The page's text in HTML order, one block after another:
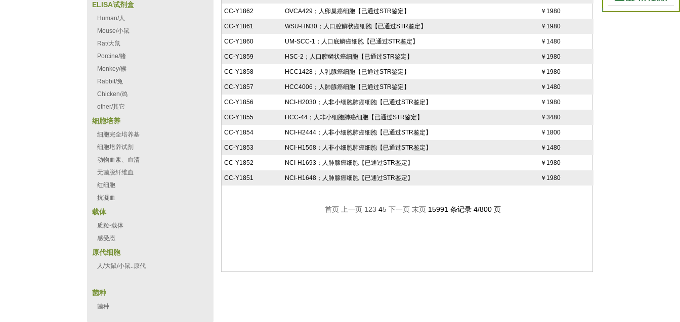
ELISA试剂盒
Human/人
Mouse/小鼠
Rat/大鼠
Porcine/猪
Monkey/猴
Rabbit/兔
Chicken/鸡
other/其它
细胞培养
细胞完全培养基
细胞培养试剂
动物血浆、血清
无菌脱纤维血
红细胞
抗凝血
载体
质粒-载体
感受态
原代细胞
人/大鼠/小鼠..原代
菌种
菌种
CC-Y1862 OVCA429；人卵巢癌细胞【已通过STR鉴定】 ￥1980
CC-Y1861 WSU-HN30；人口腔鳞状癌细胞【已通过STR鉴定】 ￥1980
CC-Y1860 UM-SCC-1；人口底鳞癌细胞【已通过STR鉴定】 ￥1480
CC-Y1859 HSC-2；人口腔鳞状癌细胞【已通过STR鉴定】 ￥1980
CC-Y1858 HCC1428；人乳腺癌细胞【已通过STR鉴定】 ￥1980
CC-Y1857 HCC4006；人肺腺癌细胞【已通过STR鉴定】 ￥1480
CC-Y1856 NCI-H2030；人非小细胞肺癌细胞【已通过STR鉴定】 ￥1980
CC-Y1855 HCC-44；人非小细胞肺癌细胞【已通过STR鉴定】 ￥3480
CC-Y1854 NCI-H2444；人非小细胞肺癌细胞【已通过STR鉴定】 ￥1800
CC-Y1853 NCI-H1568；人非小细胞肺癌细胞【已通过STR鉴定】 ￥1480
CC-Y1852 NCI-H1693；人肺腺癌细胞【已通过STR鉴定】 ￥1980
CC-Y1851 NCI-H1648；人肺腺癌细胞【已通过STR鉴定】 ￥1980
首页 上一页 1 23 45 下一页 末页15991 条记录 4/800 页